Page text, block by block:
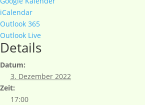
iCalendar
Outlook 365
Outlook Live
Details
Datum:
3. Dezember 2022
Zeit:
17:00